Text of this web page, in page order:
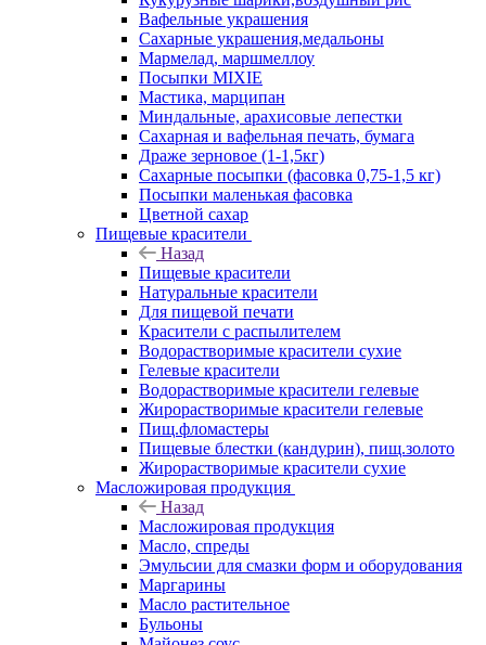
Вафельные украшения
Сахарные украшения,медальоны
Мармелад, маршмеллоу
Посыпки MIXIE
Мастика, марципан
Миндальные, арахисовые лепестки
Сахарная и вафельная печать, бумага
Драже зерновое (1-1,5кг)
Сахарные посыпки (фасовка 0,75-1,5 кг)
Посыпки маленькая фасовка
Цветной сахар
Пищевые красители
Назад
Пищевые красители
Натуральные красители
Для пищевой печати
Красители с распылителем
Водорастворимые красители сухие
Гелевые красители
Водорастворимые красители гелевые
Жирорастворимые красители гелевые
Пищ.фломастеры
Пищевые блестки (кандурин), пищ.золото
Жирорастворимые красители сухие
Масложировая продукция
Назад
Масложировая продукция
Масло, спреды
Эмульсии для смазки форм и оборудования
Маргарины
Масло растительное
Бульоны